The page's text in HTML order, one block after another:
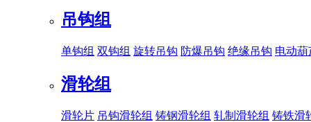
吊钩组
单钩组 双钩组 旋转吊钩 防爆吊钩 绝缘吊钩 电动
滑轮组
滑轮片 吊钩滑轮组 铸钢滑轮组 轧制滑轮组 铸铁滑